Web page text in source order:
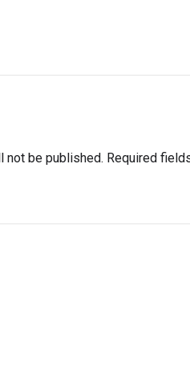
not be published. Required